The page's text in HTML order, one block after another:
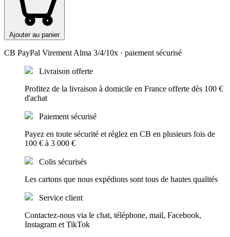
Ajouter au panier
CB PayPal VirementAlma 3/4/10x · paiement sécurisé
Livraison offerte
Profitez de la livraison à domicile en France offerte dès 100 €
d'achat
Paiement sécurisé
Payez en toute sécurité et réglez en CB en plusieurs fois de
100 € à 3 000 €
Colis sécurisés
Les cartons que nous expédions sont tous de hautes qualités
Service client
Contactez-nous via le chat, téléphone, mail, Facebook,
Instagram et TikTok